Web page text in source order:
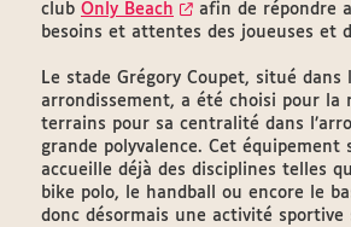
club Only Beach
afin de répondre
besoins et attentes des joueuses et
Le stade Grégory Coupet, situé dans
arrondissement, a été choisi pour la
terrains pour sa centralité dans
grande polyvalence. Cet équipement
accueille déjà des disciplines telles
bike polo, le handball ou encore le
donc désormais une activité sportive